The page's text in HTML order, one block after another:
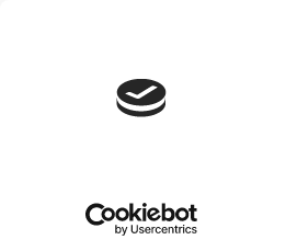
Cărți după tipologie
Cărți Dezvoltare Personală
Cărți Familie & Cuplu